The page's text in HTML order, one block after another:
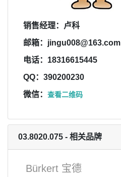
销售经理：卢科
邮箱：jingu008@163.com
电话：18316615445
QQ：390200230
微信： 查看二维码
03.8020.075 - 相关品牌
Bürkert 宝德